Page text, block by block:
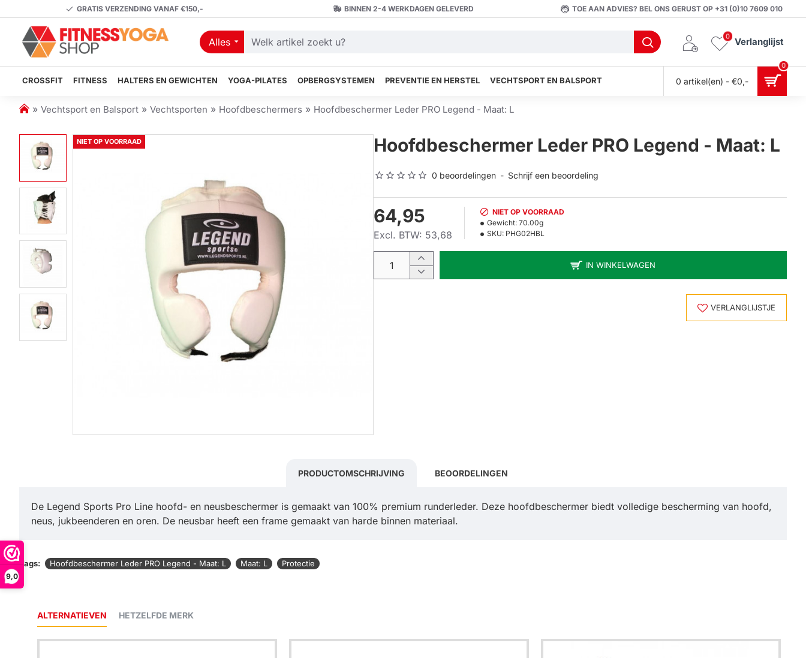
9,0
GRATIS VERZENDING VANAF €150,- BINNEN 2-4 WERKDAGEN GELEVERD TOE AAN ADVIES? BEL ONS GERUST OP +31 (0)10 7609 010
Alles
Welk
zoekt
Verlanglijst
0
CROSSFIT FITNESS HALTERS EN GEWICHTEN YOGA-PILATES OPBERGSYSTEMEN PREVENTIE EN HERSTEL VECHTSPORT EN BALSPORT 0 artikel(en) - €0,-
0
h
m
e
Vechtsport en Balsport Vechtsporten Hoofdbeschermers Hoofdbeschermer Leder PRO Legend - Maat: L
NIET OP VOORRAAD Hoofdbeschermer Leder PRO Legend - Maat: L
0 beoordelingen - Schrijf een beoordeling
64,95
Excl. BTW: 53,68
NIET OP VOORRAAD
Gewicht: 70.00g
SKU: PHG02HBL
IN WINKELWAGEN
VERLANGLIJSTJE
PRODUCTOMSCHRIJVING BEOORDELINGEN
De Legend Sports Pro Line hoofd- en neusbeschermer is gemaakt van 100% premium runderleder. Deze hoofdbeschermer biedt volledige bescherming van hoofd,
neus, jukbeenderen en oren. De neusbar heeft een frame gemaakt van harde binnen materiaal.
Tags: Hoofdbeschermer Leder PRO Legend - Maat: L Maat: L Protectie
ALTERNATIEVEN HETZELFDE MERK